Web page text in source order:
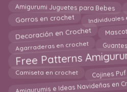
Amigurumi Juguetes para Bebes
Gorros en crochet
Decoración en Crochet
Agarraderas en crochet Guantes
Free Patterns
Camiseta en crochet Cojines Puf
Amigurumis e Ideas Navideñas en